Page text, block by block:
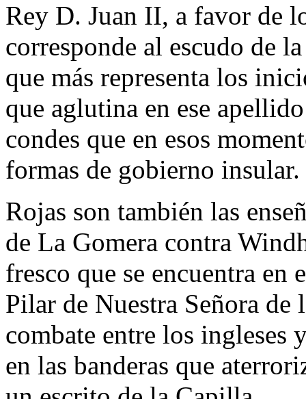
Rey D. Juan II, a favor de
corresponde al escudo de
que más representa los
que aglutina en ese
condes que en esos
formas de gobierno insular.
Rojas son también las
de La Gomera contra
fresco que se encuentra
Pilar de Nuestra Señora de
combate entre los ingleses
en las banderas que